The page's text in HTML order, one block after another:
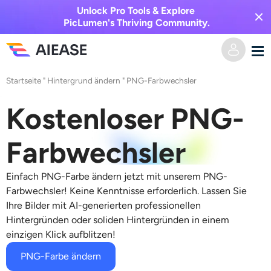
Unlock Pro Tools & Explore
PicLumen's Thriving Community.
Heim
KI-Video
Text zu Video
Bild zu Video
Videoeffekte
Videoeffekte
KI-Bild
Bild zu Bild
Text zu Bild
KI-Werkzeuge
Foto-Editor & -Creator
Auszeichnung
Startseite " Hintergrund ändern " PNG-Farbwechsler
Kostenloser PNG-
Farbwechsler
Einfach PNG-Farbe ändern jetzt mit unserem PNG-
Farbwechsler! Keine Kenntnisse erforderlich. Lassen Sie
Ihre Bilder mit AI-generierten professionellen
Hintergründen oder soliden Hintergründen in einem
einzigen Klick aufblitzen!
PNG-Farbe ändern